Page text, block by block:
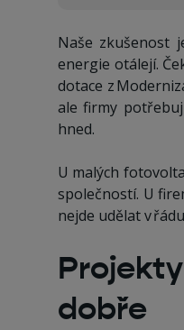
Naše zkušenost
energie otálejí.
dotace z
ale firmy
hned.
U malých
společností. U
nejde udělat v
dobře